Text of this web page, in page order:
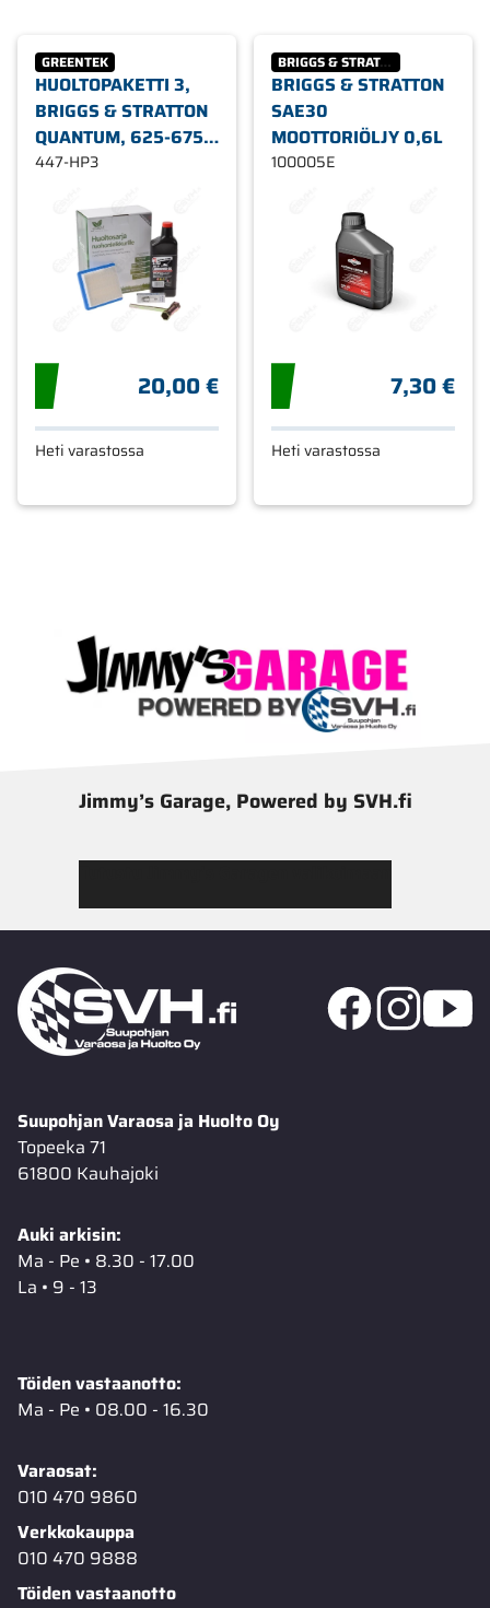
GREENTEK
HUOLTOPAKETTI 3,
BRIGGS & STRATTON
QUANTUM, 625-675
MOOTTORISARJA,
447-HP3
20,00 €
Heti varastossa
BRIGGS & STRATTON
BRIGGS & STRATTON
SAE30
MOOTTORIÖLJY 0,6L
100005E
7,30 €
Heti varastossa
Jimmy’s Garage, Powered by SVH.fi
Suupohjan Varaosa ja Huolto Oy
Topeeka 71
61800 Kauhajoki
Auki arkisin:
Ma - Pe • 8.30 - 17.00
La • 9 - 13
Töiden vastaanotto:
Ma - Pe • 08.00 - 16.30
Varaosat:
010 470 9860
Verkkokauppa
010 470 9888
Töiden vastaanotto